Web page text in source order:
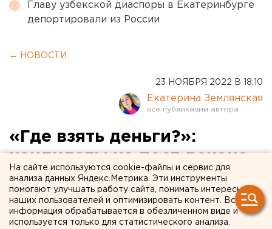
Главу узбекской диаспоры в Екатеринбурге
депортировали из России
← НОВОСТИ
23 НОЯБРЯ 2022 В 18:10
Екатерина Землянская
«Где взять деньги?»:
кандидаты на пост декана
журфака УрФУ сошлись в
дебатах с журналистами и
студентами
На сайте используются cookie-файлы и сервис для
анализа данных Яндекс.Метрика. Эти инструменты
помогают улучшать работу сайта, понимать интересы
наших пользователей и оптимизировать контент. Вся
информация обрабатывается в обезличенном виде и
используется только для статистического анализа.